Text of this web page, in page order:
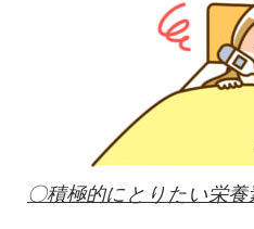
〇積極的にとりたい栄養